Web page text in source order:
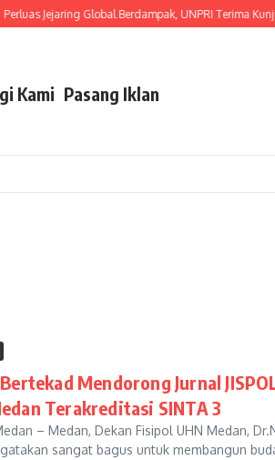
Jejaring Global Berdampak, UNPRI Terima
Kami Pasang Iklan
Mendorong Jurnal
Terakreditasi SINTA 3
– Medan, Dekan Fisipol UHN Medan,
sangat bagus untuk membangun